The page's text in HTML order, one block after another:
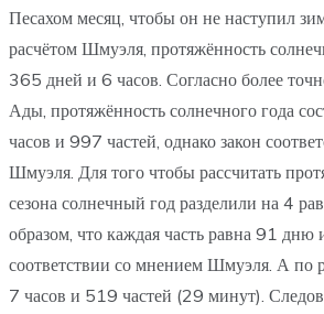
Песахом месяц, чтобы он не наступил
расчётом Шмуэля, протяжённость
365 дней и 6 часов. Согласно более
Ады, протяжённость солнечного года
часов и 997 частей, однако закон
Шмуэля. Для того чтобы рассчитать
сезона солнечный год разделили на 4
образом, что каждая часть равна 91 дню
соответствии со мнением Шмуэля. А
7 часов и 519 частей (29 минут).